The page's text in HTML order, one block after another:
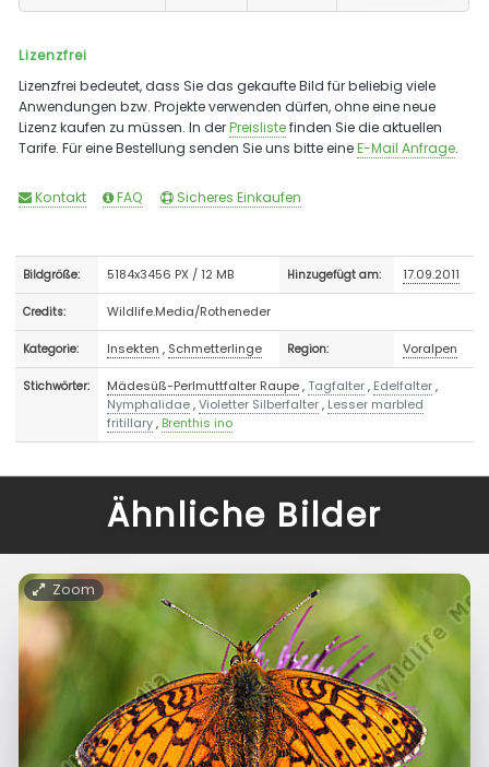
Lizenzfrei
Lizenzfrei bedeutet, dass Sie das gekaufte Bild für beliebig viele
Anwendungen bzw. Projekte verwenden dürfen, ohne eine neue
Lizenz kaufen zu müssen. In derPreislistefinden Sie die aktuellen
Tarife. Für eine Bestellung senden Sie uns bitte eineE-Mail Anfrage.
Kontakt FAQ Sicheres Einkaufen
Bildgröße: 5184x3456 PX / 12 MB Hinzugefügt am: 17.09.2011
Credits: Wildlife.Media/Rotheneder
Kategorie: Insekten , Schmetterlinge Region: Voralpen
Stichwörter: Mädesüß-Perlmuttfalter Raupe,Tagfalter, Edelfalter,
Nymphalidae,Violetter Silberfalter, Lesser marbled
fritillary, Brenthis ino
Ähnliche Bilder
Zoom